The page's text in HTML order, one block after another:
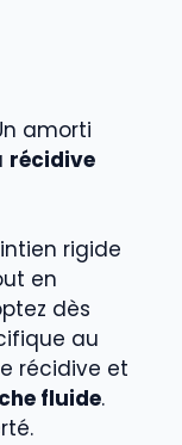
amorti
récidive
rigide
en
dès
au
récidive et
fluide.